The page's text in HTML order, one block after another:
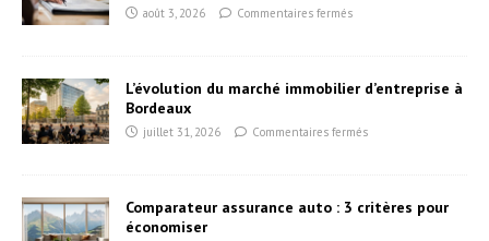
août 3, 2026 Commentaires fermés
L’évolution du marché immobilier d’entreprise à
Bordeaux
juillet 31, 2026 Commentaires fermés
Comparateur assurance auto : 3 critères pour
économiser